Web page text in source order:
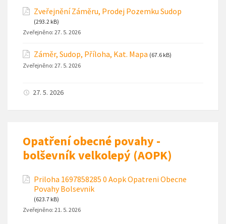
Zveřejnění Záměru, Prodej Pozemku Sudop
(293.2 kB)
Zveřejněno: 27. 5. 2026
Záměr, Sudop, Příloha, Kat. Mapa (67.6 kB)
Zveřejněno: 27. 5. 2026
27. 5. 2026
Opatření obecné povahy -
bolševník velkolepý (AOPK)
Priloha 1697858285 0 Aopk Opatreni Obecne
Povahy Bolsevnik
(623.7 kB)
Zveřejněno: 21. 5. 2026